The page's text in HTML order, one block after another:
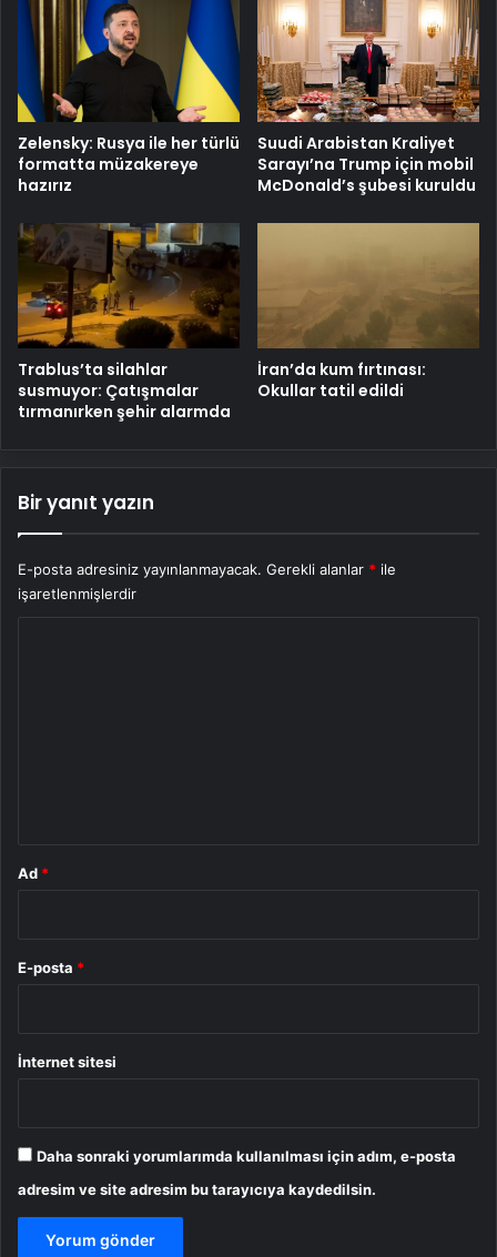
Zelensky: Rusya ile her türlü
formatta müzakereye
hazırız
Suudi Arabistan Kraliyet
Sarayı’na Trump için mobil
McDonald’s şubesi kuruldu
Trablus’ta silahlar
susmuyor: Çatışmalar
tırmanırken şehir alarmda
İran’da kum fırtınası:
Okullar tatil edildi
Bir yanıt yazın
E-posta adresiniz yayınlanmayacak. Gerekli alanlar * ile
işaretlenmişlerdir
Ad *
E-posta *
İnternet sitesi
Daha sonraki yorumlarımda kullanılması için adım, e-posta
adresim ve site adresim bu tarayıcıya kaydedilsin.